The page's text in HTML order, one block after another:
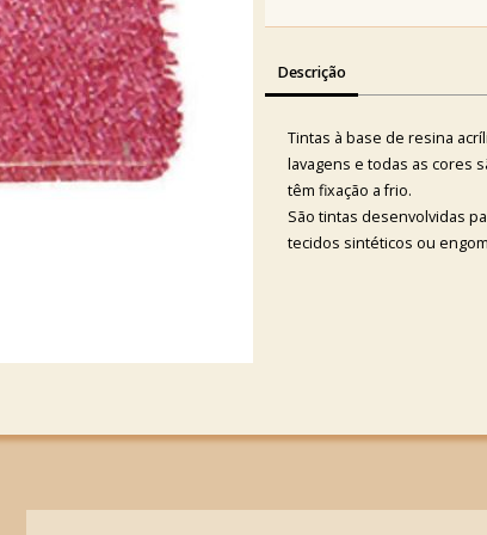
Descrição
Tintas à base de resina
lavagens e todas as cores
têm fixação a frio.
São tintas desenvolvidas
tecidos sintéticos ou